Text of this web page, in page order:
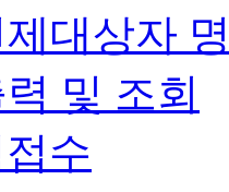
대상자
및 조회
수